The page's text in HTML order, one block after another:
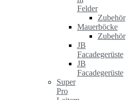
Felder
Zubehör
Mauerböcke
Zubehör
JB
Facadegerüste
JB
Facadegerüste
Super
Pro